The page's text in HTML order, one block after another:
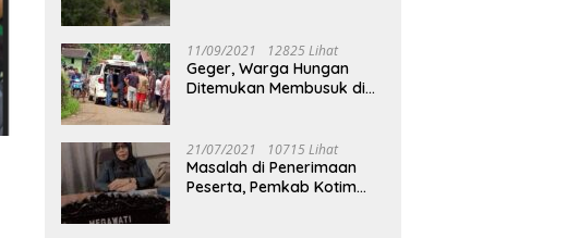
11/09/2021 12825 Lihat
Geger, Warga Hungan
Ditemukan Membusuk di
21/07/2021 10715 Lihat
Masalah di Penerimaan
Peserta, Pemkab Kotim